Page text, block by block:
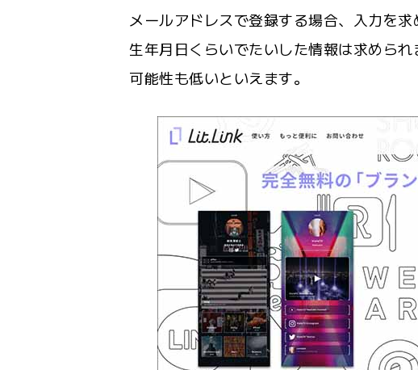
メールアドレスで登録する場合、入力を求
生年月日くらいでたいした情報は求めら
可能性も低いといえます。